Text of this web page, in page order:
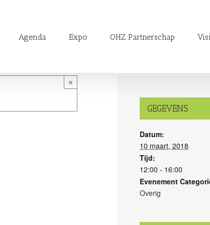
Agenda Expo OHZ Partnerschap
×
GEGEVENS
Datum:
10 maart, 2018
Tijd:
12:00 - 16:00
Evenement
Overig